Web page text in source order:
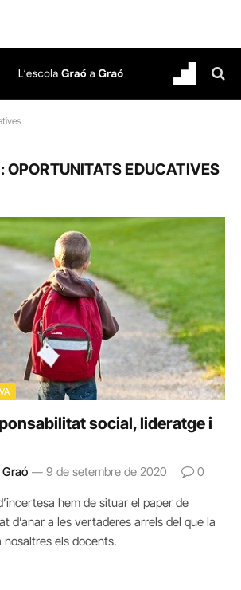
OPORTUNITATS EDUCATIVES
social, lideratge i
9 de setembre de 2020 0
hem de situar el paper de
d’anar a les vertaderes arrels del que la
nosaltres els docents.